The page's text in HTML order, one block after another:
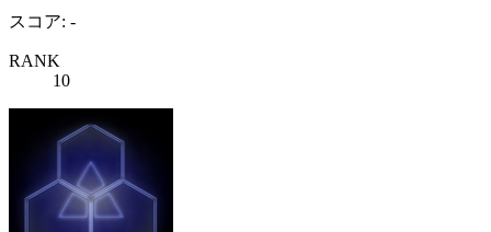
スコア: -
RANK
10